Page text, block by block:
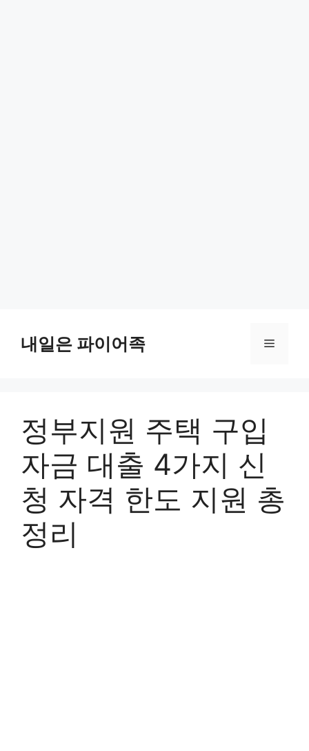
content내일은 파이어족 Menu
정부지원 주택 구입
자금 대출 4가지 신
청 자격 한도 지원 총
정리